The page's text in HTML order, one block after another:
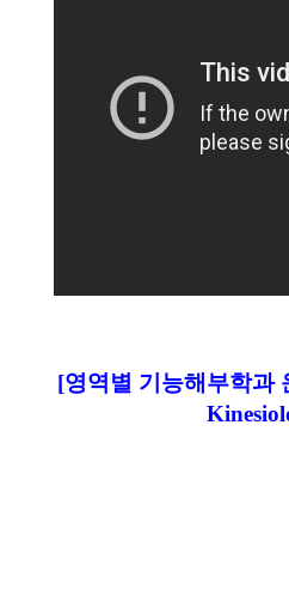
[영역별 기능해부학과